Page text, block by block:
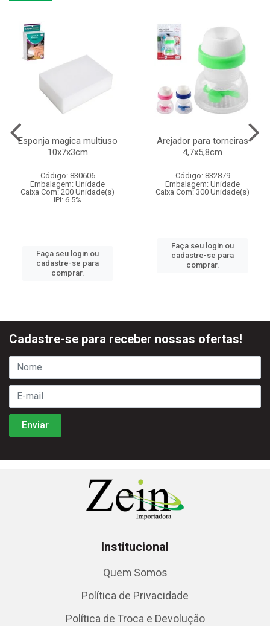
Esponja magica multiuso
10x7x3cm
Código: 830606
Embalagem: Unidade
Caixa Com: 200 Unidade(s)
IPI: 6.5%
Faça seu login ou
cadastre-se para
comprar.
Arejador para torneiras
4,7x5,8cm
Código: 832879
Embalagem: Unidade
Caixa Com: 300 Unidade(s)
Faça seu login ou
cadastre-se para
comprar.
Cadastre-se para receber nossas ofertas!
Institucional
Quem Somos
Política de Privacidade
Política de Troca e Devolução